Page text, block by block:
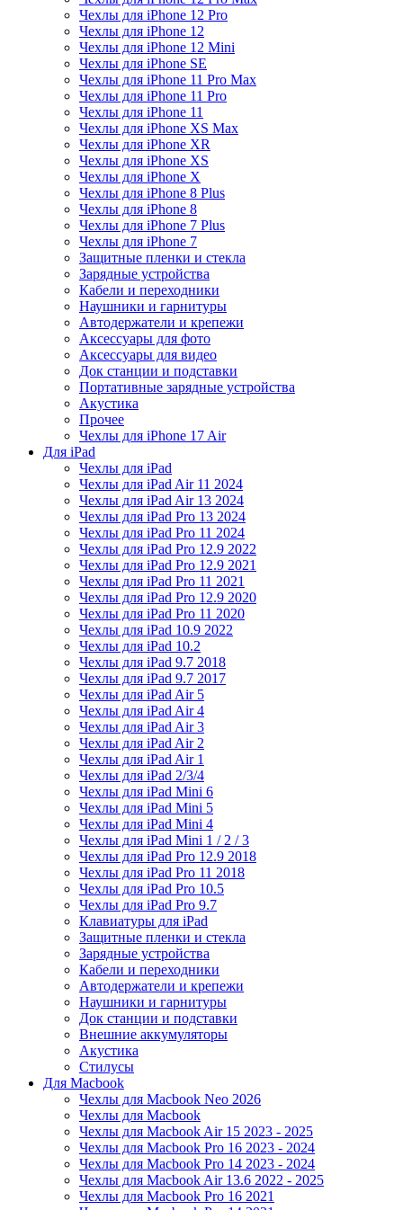
Чехлы для iPhone 12 Pro
Чехлы для iPhone 12
Чехлы для iPhone 12 Mini
Чехлы для iPhone SE
Чехлы для iPhone 11 Pro Max
Чехлы для iPhone 11 Pro
Чехлы для iPhone 11
Чехлы для iPhone XS Max
Чехлы для iPhone XR
Чехлы для iPhone XS
Чехлы для iPhone X
Чехлы для iPhone 8 Plus
Чехлы для iPhone 8
Чехлы для iPhone 7 Plus
Чехлы для iPhone 7
Защитные пленки и стекла
Зарядные устройства
Кабели и переходники
Наушники и гарнитуры
Автодержатели и крепежи
Аксессуары для фото
Аксессуары для видео
Док станции и подставки
Портативные зарядные устройства
Акустика
Прочее
Чехлы для iPhone 17 Air
Для iPad
Чехлы для iPad
Чехлы для iPad Air 11 2024
Чехлы для iPad Air 13 2024
Чехлы для iPad Pro 13 2024
Чехлы для iPad Pro 11 2024
Чехлы для iPad Pro 12.9 2022
Чехлы для iPad Pro 12.9 2021
Чехлы для iPad Pro 11 2021
Чехлы для iPad Pro 12.9 2020
Чехлы для iPad Pro 11 2020
Чехлы для iPad 10.9 2022
Чехлы для iPad 10.2
Чехлы для iPad 9.7 2018
Чехлы для iPad 9.7 2017
Чехлы для iPad Air 5
Чехлы для iPad Air 4
Чехлы для iPad Air 3
Чехлы для iPad Air 2
Чехлы для iPad Air 1
Чехлы для iPad 2/3/4
Чехлы для iPad Mini 6
Чехлы для iPad Mini 5
Чехлы для iPad Mini 4
Чехлы для iPad Mini 1 / 2 / 3
Чехлы для iPad Pro 12.9 2018
Чехлы для iPad Pro 11 2018
Чехлы для iPad Pro 10.5
Чехлы для iPad Pro 9.7
Клавиатуры для iPad
Защитные пленки и стекла
Зарядные устройства
Кабели и переходники
Автодержатели и крепежи
Наушники и гарнитуры
Док станции и подставки
Внешние аккумуляторы
Акустика
Стилусы
Для Macbook
Чехлы для Macbook Neo 2026
Чехлы для Macbook
Чехлы для Macbook Air 15 2023 - 2025
Чехлы для Macbook Pro 16 2023 - 2024
Чехлы для Macbook Pro 14 2023 - 2024
Чехлы для Macbook Air 13.6 2022 - 2025
Чехлы для Macbook Pro 16 2021